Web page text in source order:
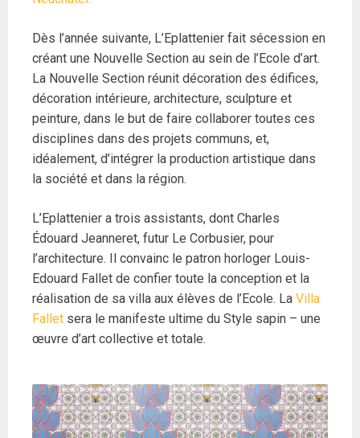
Dès l’année suivante, L’Eplattenier fait sécession en
créant une Nouvelle Section au sein de l’Ecole d’art.
La Nouvelle Section réunit décoration des édifices,
décoration intérieure, architecture, sculpture et
peinture, dans le but de faire collaborer toutes ces
disciplines dans des projets communs, et,
idéalement, d’intégrer la production artistique dans
la société et dans la région.
L’Eplattenier a trois assistants, dont Charles
Édouard Jeanneret, futur Le Corbusier, pour
l’architecture. Il convainc le patron horloger Louis-
Edouard Fallet de confier toute la conception et la
réalisation de sa villa aux élèves de l’Ecole. La Villa
Fallet sera le manifeste ultime du Style sapin – une
œuvre d’art collective et totale.